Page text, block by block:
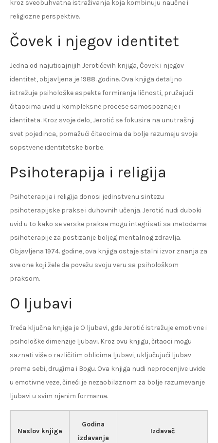
kroz sveobuhvatna istraživanja koja kombinuju naučne i
religiozne perspektive.
Čovek i njegov identitet
Jedna od najuticajnijih Jerotićevih knjiga, Čovek i njegov
identitet, objavljena je 1988. godine. Ova knjiga detaljno
istražuje psihološke aspekte formiranja ličnosti, pružajući
čitaocima uvid u kompleksne procese samospoznaje i
identiteta. Kroz svoje delo, Jerotić se fokusira na unutrašnji
svet pojedinca, pomažući čitaocima da bolje razumeju svoje
sopstvene identitetske borbe.
Psihoterapija i religija
Psihoterapija i religija donosi jedinstvenu sintezu
psihoterapijske prakse i duhovnih učenja. Jerotić nudi duboki
uvid u to kako se verske prakse mogu integrisati sa metodama
psihoterapije za postizanje boljeg mentalnog zdravlja.
Objavljena 1974. godine, ova knjiga ostaje stalni izvor znanja za
sve one koji žele da povežu svoju veru sa psihološkom
praksom.
O ljubavi
Treća ključna knjiga je O ljubavi, gde Jerotić istražuje emotivne i
psihološke dimenzije ljubavi. Kroz ovu knjigu, čitaoci mogu
saznati više o različitim oblicima ljubavi, uključujući ljubav
prema sebi, drugima i Bogu. Ova knjiga nudi neprocenjive uvide
u emotivne veze, čineći je nezaobilaznom za bolje razumevanje
ljubavi u svim njenim formama.
Naslov knjige
Godina
izdavanja
Izdavač